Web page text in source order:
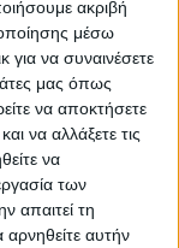
ακριβή
μέσω
να συναινέσετε
μας όπως
να αποκτήσετε
να αλλάξετε τις
να
των
απαιτεί τη
αυτήν
έργο.
του
το Σώμα
στην
της